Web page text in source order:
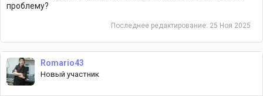
проблему?
Последнее редактирование: 25 Ноя 2025
Romario43
Новый участник